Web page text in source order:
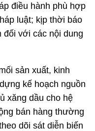
điều hành phù hợp
luật; kịp thời báo
đối với các nội dung
sản xuất, kinh
kế hoạch nguồn
xăng dầu cho hệ
bán hàng thường
dõi sát diễn biến